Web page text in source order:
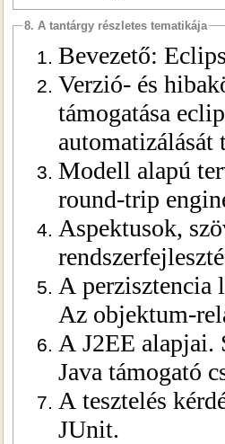
8. A tantárgy részletes tematikája
Bevezető:
Verzió- és
támogatása
automatizálását
Modell alapú
round-trip
Aspektusok,
A perzisztencia
Az objektum-
A J2EE alapjai.
Java támogató
A tesztelés
JUnit.